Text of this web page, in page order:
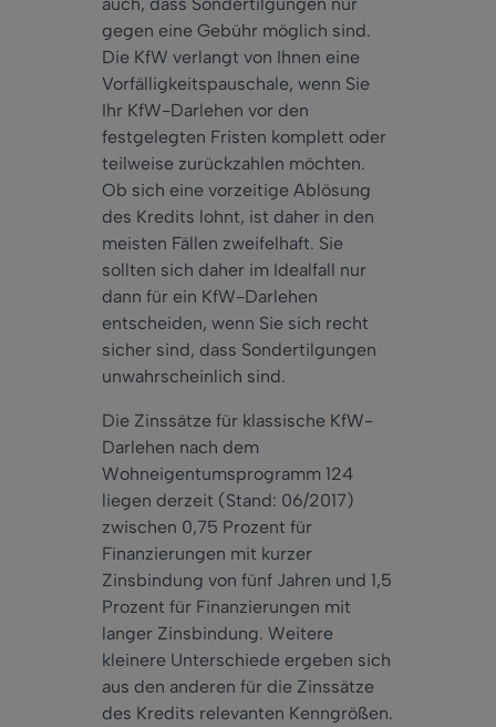
gegen eine Gebühr möglich sind.
Die KfW verlangt von Ihnen eine
Vorfälligkeitspauschale, wenn Sie
Ihr KfW-Darlehen vor den
festgelegten Fristen komplett oder
teilweise zurückzahlen möchten.
Ob sich eine vorzeitige Ablösung
des Kredits lohnt, ist daher in den
meisten Fällen zweifelhaft. Sie
sollten sich daher im Idealfall nur
dann für ein KfW-Darlehen
entscheiden, wenn Sie sich recht
sicher sind, dass Sondertilgungen
unwahrscheinlich sind.
Die Zinssätze für klassische KfW-
Darlehen nach dem
Wohneigentumsprogramm 124
liegen derzeit (Stand: 06/2017)
zwischen 0,75 Prozent für
Finanzierungen mit kurzer
Zinsbindung von fünf Jahren und 1,5
Prozent für Finanzierungen mit
langer Zinsbindung. Weitere
kleinere Unterschiede ergeben sich
aus den anderen für die Zinssätze
des Kredits relevanten Kenngrößen.